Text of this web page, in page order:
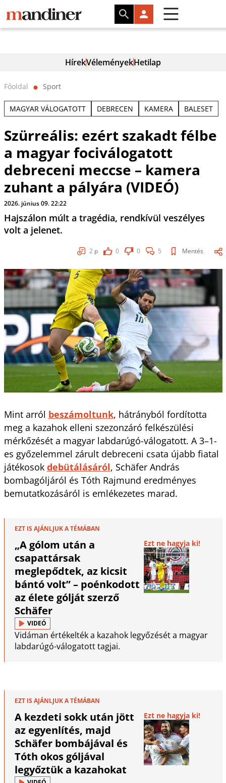
HírekVéleményekHetilap
Főoldal ⬤ Sport
MAGYAR VÁLOGATOTT DEBRECEN KAMERA BALESET
Szürreális: ezért szakadt félbe
a magyar fociválogatott
debreceni meccse – kamera
zuhant a pályára (VIDEÓ)
2026. június 09. 22:22
Hajszálon múlt a tragédia, rendkívül veszélyes
volt a jelenet.
2 p 0 0 5 Mentés
Mint arról beszámoltunk, hátrányból fordította
meg a kazahok elleni szezonzáró felkészülési
mérkőzését a magyar labdarúgó-válogatott. A 3–1-
es győzelemmel zárult debreceni csata újabb fiatal
játékosok debütálásáról, Schäfer András
bombagóljáról és Tóth Rajmund eredményes
bemutatkozásáról is emlékezetes marad.
EZT IS AJÁNLJUK A TÉMÁBAN
„A gólom után a
csapattársak
meglepődtek, az kicsit
bántó volt” – poénkodott
az élete gólját szerző
Schäfer
Ezt ne hagyja ki!
VIDEÓ
Vidáman értékelték a kazahok legyőzését a magyar
labdarúgó-válogatott tagjai.
EZT IS AJÁNLJUK A TÉMÁBAN
A kezdeti sokk után jött
az egyenlítés, majd
Schäfer bombájával és
Tóth okos góljával
legyőztük a kazahokat
Ezt ne hagyja ki!